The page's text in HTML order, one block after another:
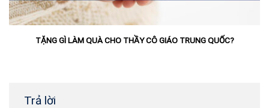
TẶNG GÌ LÀM QUÀ CHO THẦY CÔ GIÁO TRUNG QUỐC?
Trả lời